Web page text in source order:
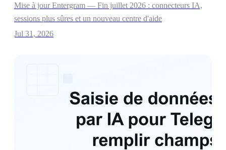
Mise à jour Entergram — Fin juillet 2026 : connecteurs IA,
sessions plus sûres et un nouveau centre d'aide
Jul 31, 2026